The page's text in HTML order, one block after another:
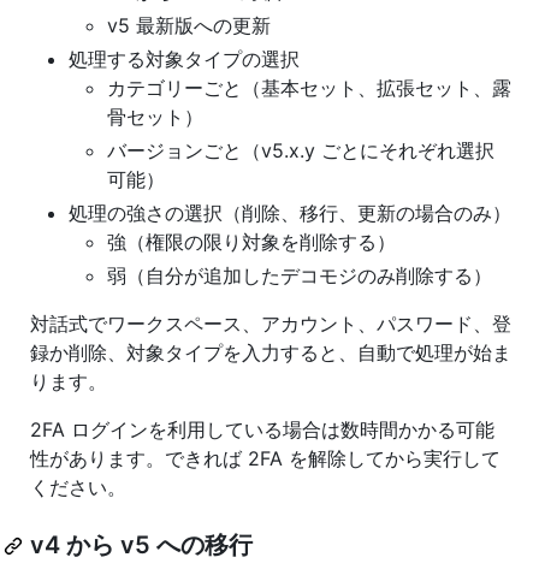
v5 最新版への更新
処理する対象タイプの選択
カテゴリーごと（基本セット、拡張セット、露
骨セット）
バージョンごと（v5.x.y ごとにそれぞれ選択
可能）
処理の強さの選択（削除、移行、更新の場合のみ）
強（権限の限り対象を削除する）
弱（自分が追加したデコモジのみ削除する）
対話式でワークスペース、アカウント、パスワード、登
録か削除、対象タイプを入力すると、自動で処理が始ま
ります。
2FA ログインを利用している場合は数時間かかる可能
性があります。できれば 2FA を解除してから実行して
ください。
v4 から v5 への移行